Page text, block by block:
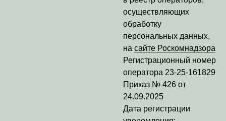
осуществляющих
обработку
персональных данных,
на сайте Роскомнадзора
Регистрационный номер
оператора 23-25-161829
Приказ № 426 от
24.09.2025
Дата регистрации